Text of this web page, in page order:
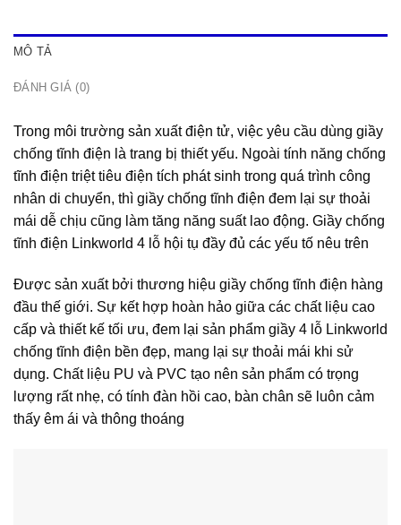
MÔ TẢ
ĐÁNH GIÁ (0)
Trong môi trường sản xuất điện tử, việc yêu cầu dùng giầy
chống tĩnh điện là trang bị thiết yếu. Ngoài tính năng chống
tĩnh điện triệt tiêu điện tích phát sinh trong quá trình công
nhân di chuyển, thì giầy chống tĩnh điện đem lại sự thoải
mái dễ chịu cũng làm tăng năng suất lao động. Giầy chống
tĩnh điện Linkworld 4 lỗ hội tụ đầy đủ các yếu tố nêu trên
Được sản xuất bởi thương hiệu giầy chống tĩnh điện hàng
đầu thế giới. Sự kết hợp hoàn hảo giữa các chất liệu cao
cấp và thiết kế tối ưu, đem lại sản phẩm giầy 4 lỗ Linkworld
chống tĩnh điện bền đẹp, mang lại sự thoải mái khi sử
dụng. Chất liệu PU và PVC tạo nên sản phẩm có trọng
lượng rất nhẹ, có tính đàn hồi cao, bàn chân sẽ luôn cảm
thấy êm ái và thông thoáng